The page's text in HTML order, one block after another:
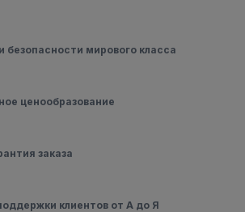
безопасности мирового класса
ценообразование
заказа
клиентов от А до Я